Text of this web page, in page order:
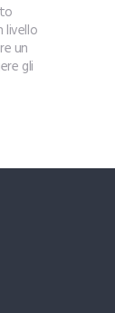
livello
un
gli